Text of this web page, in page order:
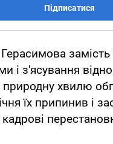
Підписатися
і з'ясування
хвилю
їх припинив і
кадрові